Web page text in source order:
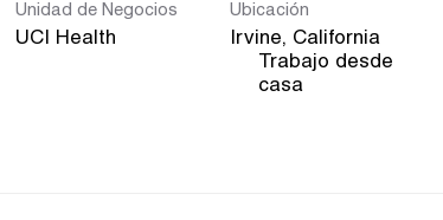
Unidad de Negocios
UCI Health
Ubicación
inicio
Trabajo desde
casa